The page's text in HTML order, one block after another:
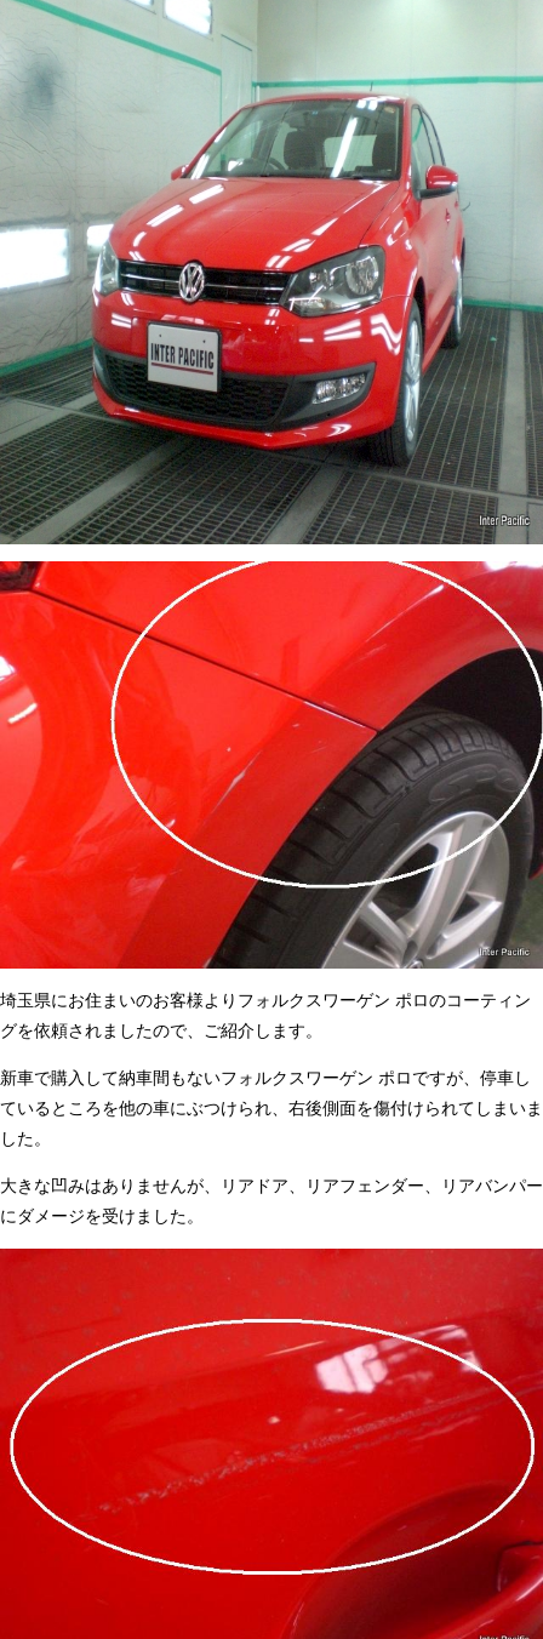
埼玉県にお住まいのお客様よりフォルクスワーゲン ポロのコーティン
グを依頼されましたので、ご紹介します。
新車で購入して納車間もないフォルクスワーゲン ポロですが、停車し
ているところを他の車にぶつけられ、右後側面を傷付けられてしまいま
した。
大きな凹みはありませんが、リアドア、リアフェンダー、リアバンパー
にダメージを受けました。